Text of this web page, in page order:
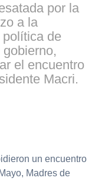
por la
a la
de
el encuentro
Macri.
un encuentro
Madres de